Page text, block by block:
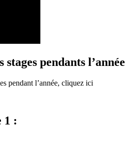
pendants l’année
pendant l’année, cliquez ici
1 :